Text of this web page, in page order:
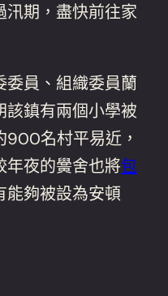
汛期，盡快前往家
委員、組織委員蘭
該鎮有兩個小學被
900名村平易近，
年夜的黌舍也將包
能夠被設為安頓